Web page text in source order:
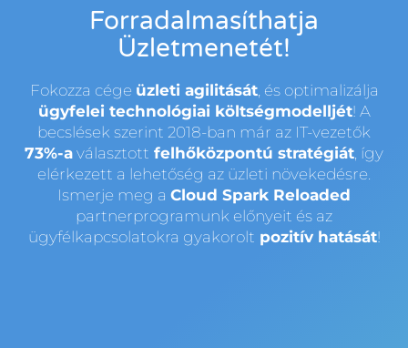
Forradalmasíthatja
Üzletmenetét!
Fokozza cége üzleti agilitását, és optimalizálja
ügyfelei technológiai költségmodelljét! A
becslések szerint 2018-ban már az IT-vezetők
73%-a választott felhőközpontú stratégiát, így
elérkezett a lehetőség az üzleti növekedésre.
Ismerje meg a Cloud Spark Reloaded
partnerprogramunk előnyeit és az
ügyfélkapcsolatokra gyakorolt pozitív hatását!